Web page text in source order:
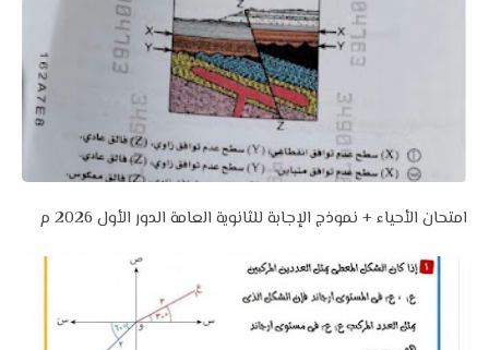
امتحان الأحياء + نموذج الإجابة للثانوية العامة الدور الأول 2026 م